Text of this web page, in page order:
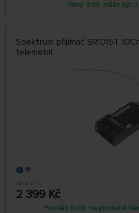
Úterý 11.08. může být u
Spektrum přijímač SR1015T
telemetrií
SPM-1055
2 399 Kč
Pondělí 10.08. na prodejně